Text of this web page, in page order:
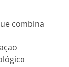
combina